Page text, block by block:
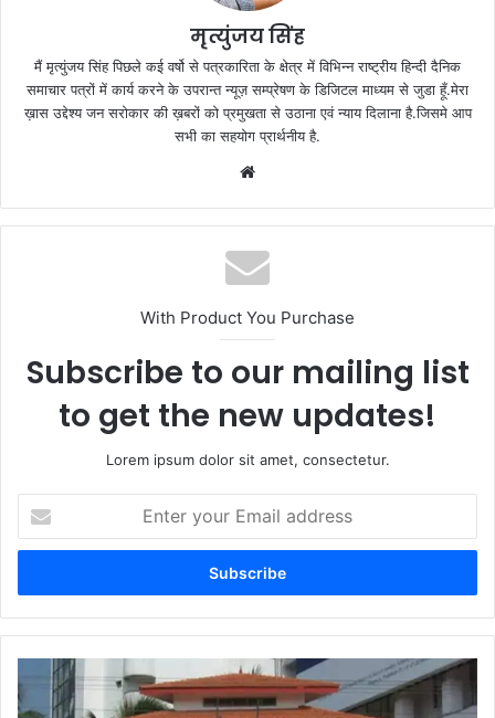
मृत्युंजय सिंह
मैं मृत्युंजय सिंह पिछले कई वर्षो से पत्रकारिता के क्षेत्र में विभिन्न राष्ट्रीय हिन्दी दैनिक
समाचार पत्रों में कार्य करने के उपरान्त न्यूज़ सम्प्रेषण के डिजिटल माध्यम से जुडा हूँ.मेरा
ख़ास उद्देश्य जन सरोकार की ख़बरों को प्रमुखता से उठाना एवं न्याय दिलाना है.जिसमे आप
सभी का सहयोग प्रार्थनीय है.
With Product You Purchase
Subscribe to our mailing list
to get the new updates!
Lorem ipsum dolor sit amet, consectetur.
your
Email